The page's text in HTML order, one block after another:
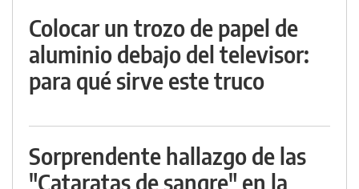
Colocar un trozo de papel de
aluminio debajo del televisor:
para qué sirve este truco
Sorprendente hallazgo de las
"Cataratas de sangre" en la